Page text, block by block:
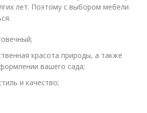
лет. Поэтому с выбором мебели
красота природы, а также
вашего сада;
и качество;